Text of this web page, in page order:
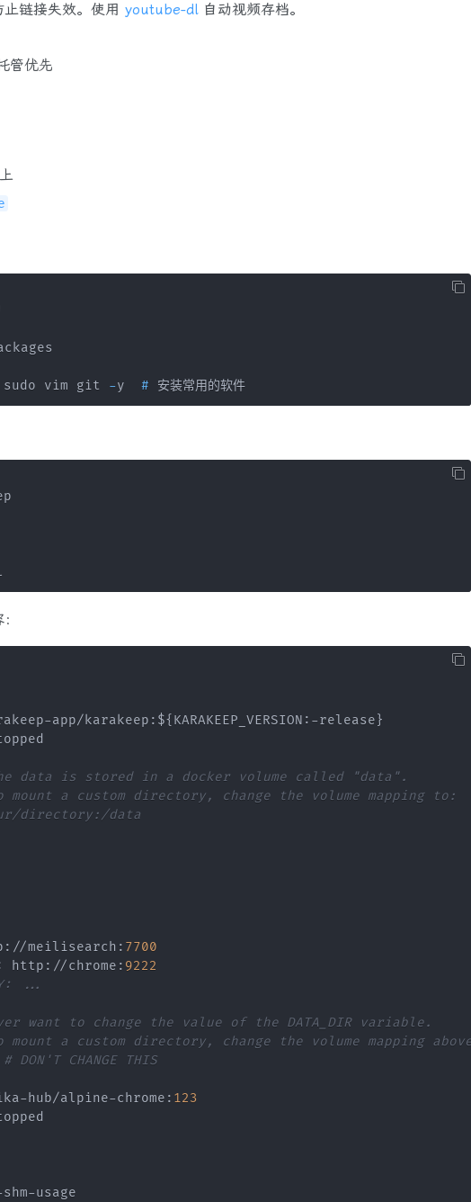
止链接失效。使用 youtube-dl自动视频存档。
管优先
vim git -y # 安装常用的软件
-app/karakeep : ${ KARAKEEP_VERSION : -release }
data is stored in a docker volume called "data".
a custom directory, change the volume mapping to:
directory:/data
: //meilisearch : 7700
http : //chrome : 9222
...
want to change the value of the DATA_DIR variable.
a custom directory, change the volume mapping
# DON'T CHANGE THIS
-hub/alpine-chrome : 123
shm-usage